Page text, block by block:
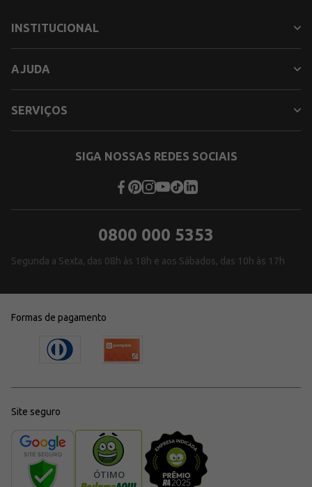
INSTITUCIONAL
AJUDA
SERVIÇOS
SIGA NOSSAS REDES SOCIAIS
0800 000 5353
Segunda a Sexta, das 08h às 18h e aos Sábados, das 10h às 17h
Formas de pagamento
Site seguro